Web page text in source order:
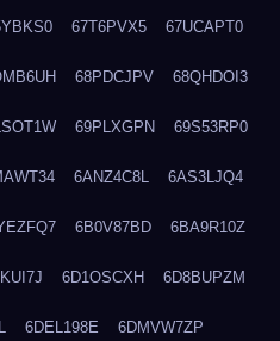
67T6PVX5 67UCAPT0
68PDCJPV 68QHDOI3
69PLXGPN 69S53RP0
6ANZ4C8L 6AS3LJQ4
6B0V87BD 6BA9R10Z
6D1OSCXH 6D8BUPZM
6DEL198E 6DMVW7ZP